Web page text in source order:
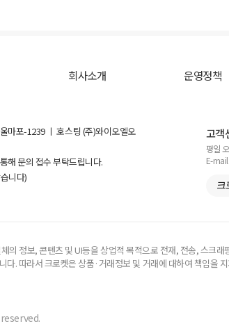
회사소개 운영정책
마포-1239 ㅣ 호스팅 (주)와이오엘오
해 문의 접수 부탁드립니다.
니다)
고객
평일
E-
크
의 정보, 콘텐츠 및 UI등을 상업적 목적으로 전재, 전송, 스크래
. 따라서 크로켓은 상품·거래정보 및 거래에 대하여 책임을